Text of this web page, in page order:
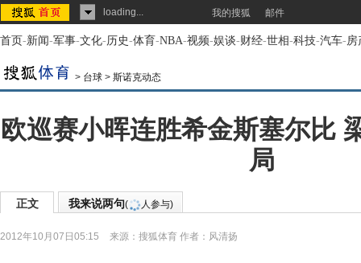
loading... 我的搜狐 邮件
首页-新闻-军事-文化-历史-体育-NBA-视频-娱谈-财经-世相-科技-汽车-房
> 台球 > 斯诺克动态
欧巡赛小晖连胜希金斯塞尔比
局
正文 我来说两句( 人参与)
2012年10月07日05:15 来源： 搜狐体育 作者：风清扬